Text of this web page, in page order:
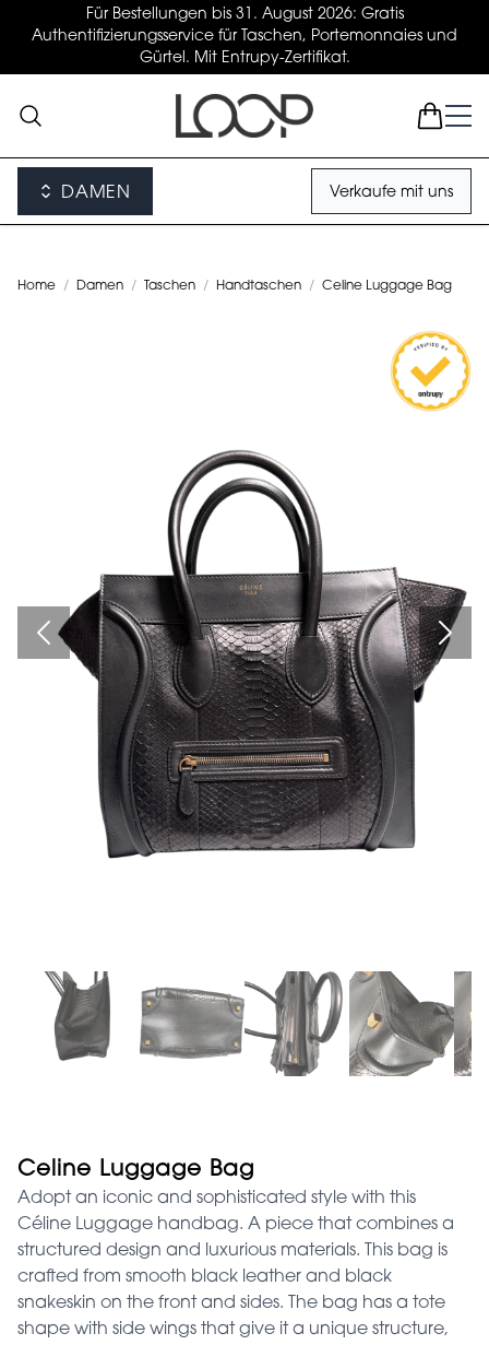
Für Bestellungen bis 31. August 2026: Gratis
Authentifizierungsservice für Taschen, Portemonnaies und
Gürtel. Mit Entrupy-Zertifikat.
DAMEN Verkaufe mit uns
Home / Damen / Taschen / Handtaschen / Celine Luggage Bag
Celine Luggage Bag
Adopt an iconic and sophisticated style with this
Céline Luggage handbag. A piece that combines a
structured design and luxurious materials. This bag is
crafted from smooth black leather and black
snakeskin on the front and sides. The bag has a tote
shape with side wings that give it a unique structure,